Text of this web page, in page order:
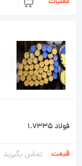
فولاد 1.7335
تماس بگیرید